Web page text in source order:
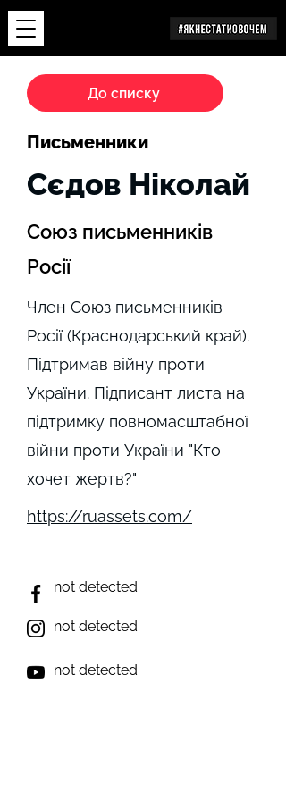
До списку
Письменники
Союз письменників
Росії
Сєдов Ніколай
Член Союз письменників
Росії (Краснодарський край).
Підтримав війну проти
України. Підписант листа на
підтримку повномасштабної
війни проти України "Кто
хочет жертв?"
https://ruassets.com/
not detected
not detected
not detected